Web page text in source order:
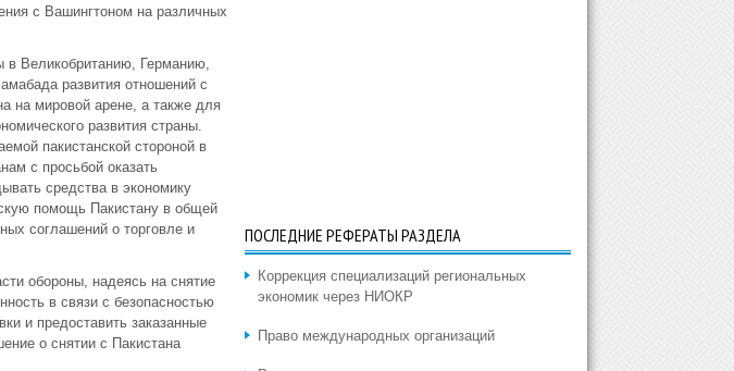
с Вашингтоном на различных
в Великобританию, Германию,
развития отношений с
на мировой арене, а также для
развития страны.
пакистанской стороной в
с просьбой оказать
средства в экономику
помощь Пакистану в общей
соглашений о торговле и
обороны, надеясь на снятие
в связи с безопасностью
и предоставить заказанные
о снятии с Пакистана
ПОСЛЕДНИЕ РЕФЕРАТЫ РАЗДЕЛА
Коррекция специализаций региональных
экономик через НИОКР
Право международных организаций